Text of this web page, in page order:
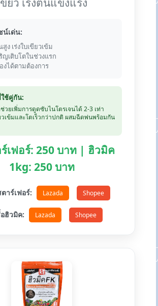
น์เด่น:
สูง เร่งใบเขียวเข้ม
ริญเติบโตในช่วงแรก
งได้ตามต้องการ
ใช้คู่กัน:
ยเพิ่มการดูดซับไนโตรเจนได้ 2-3 เท่า
เข้มและโตเร็วกว่าปกติ ผสมฉีดพ่นพร้อมกัน
เฟอร์: 250 บาท | ฮิวมิค
1kg: 250 บาท
าร์เฟอร์: Lazada Shopee
ฮิวมิค: Lazada Shopee